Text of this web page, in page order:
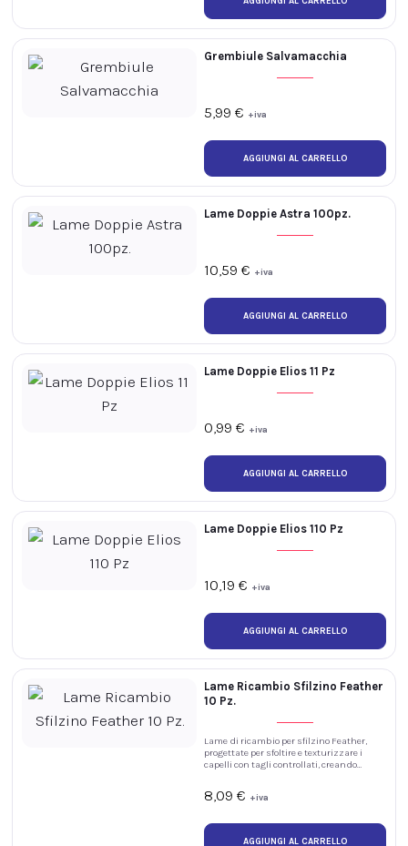
5,99 € +iva
Grembiule Salvamacchia
10,59 € +iva
Lame Doppie Astra 100pz.
0,99 € +iva
Lame Doppie Elios 11 Pz
10,19 € +iva
Lame Doppie Elios 110 Pz
8,09 € +iva
Lame Ricambio Sfilzino Feather
10 Pz.
Lame di ricambio per sfilzino Feather,
progettate per sfoltire e texturizzare i
capelli con tagli controllati, creando